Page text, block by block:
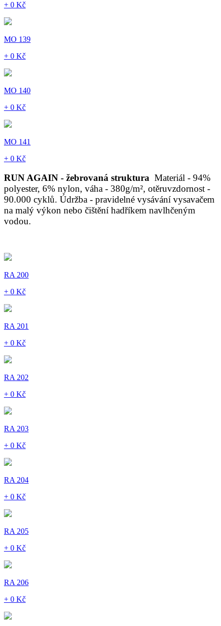
+ 0 Kč
MO 139
+ 0 Kč
MO 140
+ 0 Kč
MO 141
+ 0 Kč
RUN AGAIN - žebrovaná struktura Materiál - 94%
polyester, 6% nylon, váha - 380g/m², otěruvzdornost -
90.000 cyklů. Údržba - pravidelné vysávání vysavačem
na malý výkon nebo čištění hadříkem navlhčeným
vodou.
RA 200
+ 0 Kč
RA 201
+ 0 Kč
RA 202
+ 0 Kč
RA 203
+ 0 Kč
RA 204
+ 0 Kč
RA 205
+ 0 Kč
RA 206
+ 0 Kč